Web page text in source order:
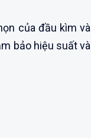
của đầu kìm và
bảo hiệu suất và